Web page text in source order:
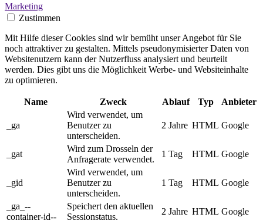
Marketing
Zustimmen
Mit Hilfe dieser Cookies sind wir bemüht unser Angebot für Sie
noch attraktiver zu gestalten. Mittels pseudonymisierter Daten von
Websitenutzern kann der Nutzerfluss analysiert und beurteilt
werden. Dies gibt uns die Möglichkeit Werbe- und Websiteinhalte
zu optimieren.
Name Zweck Ablauf Typ Anbieter
_ga
Wird verwendet, um
Benutzer zu
unterscheiden.
2 Jahre HTML Google
_gat
Wird zum Drosseln der
Anfragerate verwendet.
1 Tag HTML Google
_gid
Wird verwendet, um
Benutzer zu
unterscheiden.
1 Tag HTML Google
_ga_--
container-id--
Speichert den aktuellen
Sessionstatus.
2 Jahre HTML Google